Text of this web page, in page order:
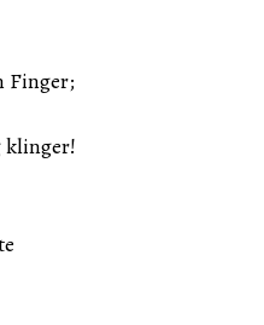
Finger;
klinger!